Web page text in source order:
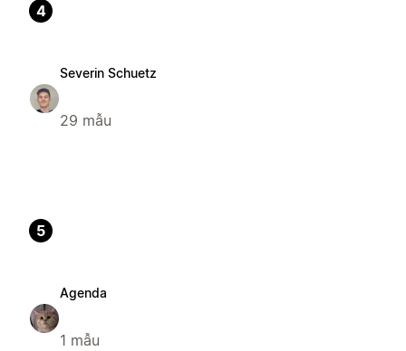
4
Severin Schuetz
29 mẫu
5
Agenda
1 mẫu